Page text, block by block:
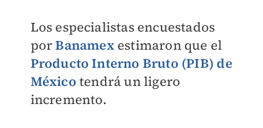
Los especialistas encuestados
porBanamexestimaron que el
Producto Interno Bruto (PIB) de
México tendrá un ligero
incremento.